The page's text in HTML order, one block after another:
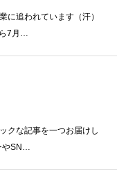
に追われています（汗）
7月…
クな記事を一つお届けし
SN…